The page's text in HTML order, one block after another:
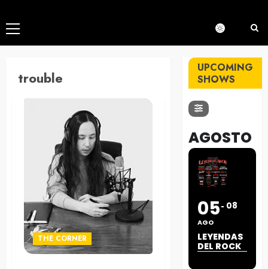
Menú
principal
trouble
THE CORNER
UPCOMING
SHOWS
AGOSTO
05
AGO
08
LEYENDAS
DEL ROCK